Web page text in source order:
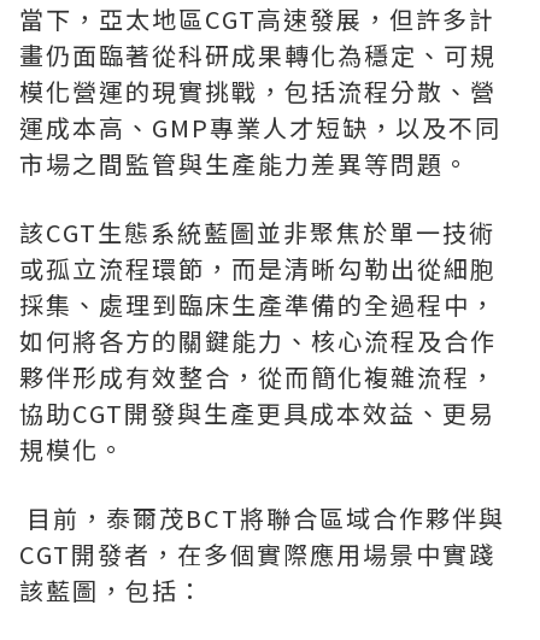
當下，亞太地區CGT高速發展，但許多計
畫仍面臨著從科研成果轉化為穩定、可規
模化營運的現實挑戰，包括流程分散、營
運成本高、GMP專業人才短缺，以及不同
市場之間監管與生產能力差異等問題。
該CGT生態系統藍圖並非聚焦於單一技術
或孤立流程環節，而是清晰勾勒出從細胞
採集、處理到臨床生產準備的全過程中，
如何將各方的關鍵能力、核心流程及合作
夥伴形成有效整合，從而簡化複雜流程，
協助CGT開發與生產更具成本效益、更易
規模化。
目前，泰爾茂BCT將聯合區域合作夥伴與
CGT開發者，在多個實際應用場景中實踐
該藍圖，包括：